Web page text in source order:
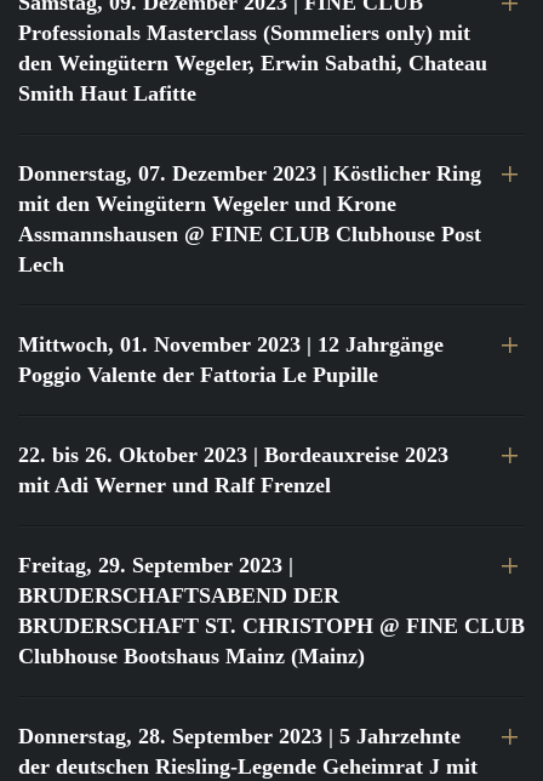
Professionals Masterclass (Sommeliers only) mit
den Weingütern Wegeler, Erwin Sabathi, Chateau
Smith Haut Lafitte
Donnerstag, 07. Dezember 2023 | Köstlicher Ring
mit den Weingütern Wegeler und Krone
Assmannshausen @ FINE CLUB Clubhouse Post
Lech
Mittwoch, 01. November 2023 | 12 Jahrgänge
Poggio Valente der Fattoria Le Pupille
22. bis 26. Oktober 2023 | Bordeauxreise 2023
mit Adi Werner und Ralf Frenzel
Freitag, 29. September 2023 |
BRUDERSCHAFTSABEND DER
BRUDERSCHAFT ST. CHRISTOPH @ FINE CLUB
Clubhouse Bootshaus Mainz (Mainz)
Donnerstag, 28. September 2023 | 5 Jahrzehnte
der deutschen Riesling-Legende Geheimrat J mit